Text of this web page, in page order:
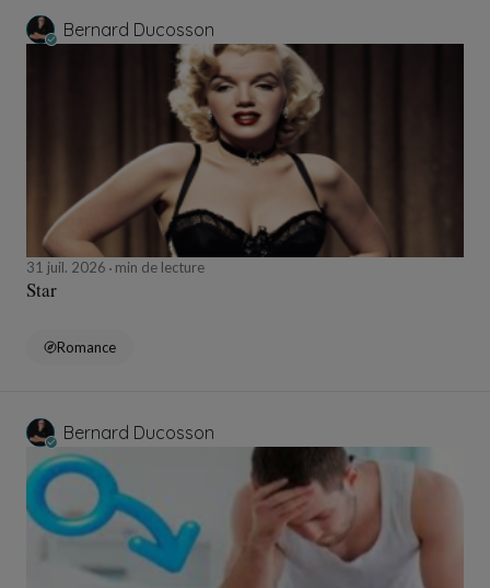
Bernard Ducosson
31 juil. 2026 min de lecture
Star
Romance
Bernard Ducosson